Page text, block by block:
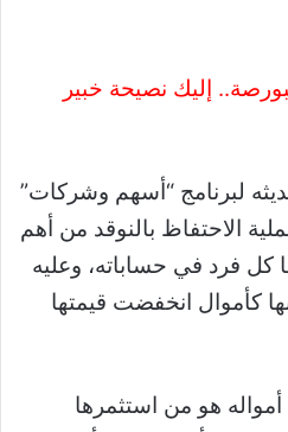
إليك نصيحة خبير
لبرنامج “أسهم وشركات”
الاحتفاظ بالنوقد من أهم
كل فرد في حساباته، وعليه
كأموال انخفضت قيمتها
هو من استثمرها